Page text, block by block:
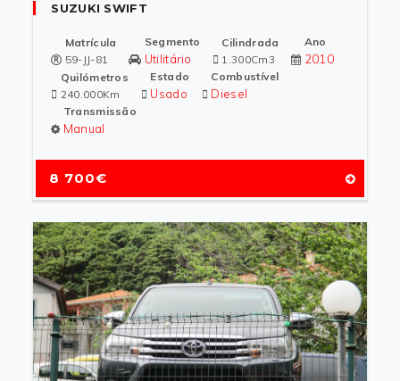
SUZUKI SWIFT
Matrícula
59-JJ-81
Segmento
Utilitário
Cilindrada
1.300Cm3
Ano
2010
Quilómetros
240.000Km
Estado
Usado
Combustível
Diesel
Transmissão
Manual
8 700€